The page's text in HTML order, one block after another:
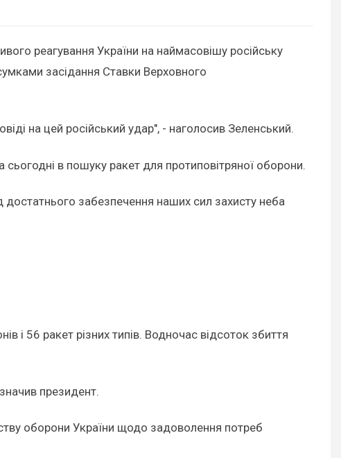
реагування України на наймасовішу російську
засідання Ставки Верховного
на цей російський удар", - наголосив Зеленський.
в пошуку ракет для протиповітряної оборони.
достатнього забезпечення наших сил захисту неба
і 56 ракет різних типів. Водночас відсоток збиття
президент.
оборони України щодо задоволення потреб